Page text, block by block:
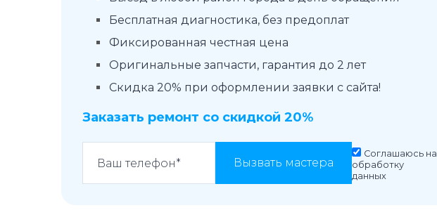
Бесплатная диагностика, без предоплат
Фиксированная честная цена
Оригинальные запчасти, гарантия до 2 лет
Скидка 20% при оформлении заявки с сайта!
Заказать ремонт со скидкой 20%
Вызвать мастера
Соглашаюсь на
обработку
данных